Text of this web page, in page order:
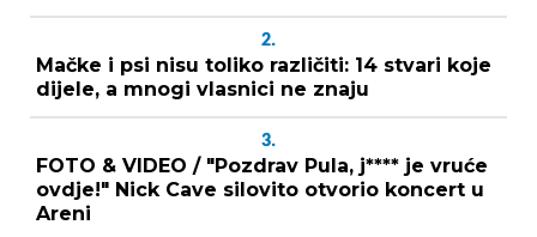
2.
Mačke i psi nisu toliko različiti: 14 stvari koje
dijele, a mnogi vlasnici ne znaju
3.
FOTO & VIDEO / "Pozdrav Pula, j**** je vruće
ovdje!" Nick Cave silovito otvorio koncert u
Areni